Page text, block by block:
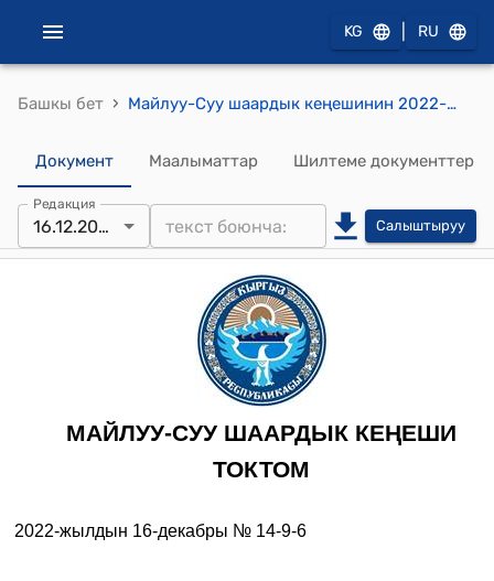
KG RU
Башкы бет › Майлуу-Суу шаардык кеңешинин 2022-жылдын 16-декабрындагы № 14-9-6 "Майлуу-Суу шаарынын экономикалык пландоо зоналарына байланыштуу Кз зоналык коэффициентин тактоо, жана Майлуу-Суу шаарынын аймагында мүлк жана жер салыгын киргизүү жөнүндө" токтому
Документ Маалыматтар Шилтеме документтер
Редакция
16.12.2022 Салыштыруу